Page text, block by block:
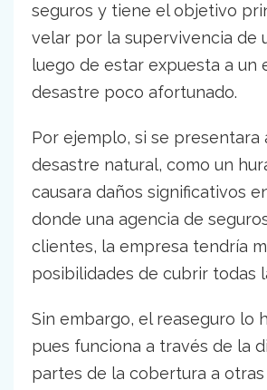
seguros y tiene el objetivo
velar por la supervivencia de
luego de estar expuesta a un
desastre poco afortunado.
Por ejemplo, si se presentara
desastre natural, como un
causara daños significativos
donde una agencia de
clientes, la empresa tendría
posibilidades de cubrir todas
Sin embargo, el reaseguro lo
pues funciona a través de la
partes de la cobertura a